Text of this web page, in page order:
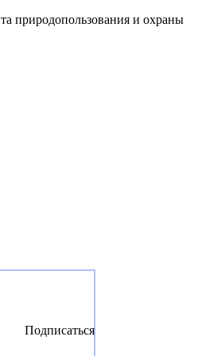
природопользования и охраны
Подписаться